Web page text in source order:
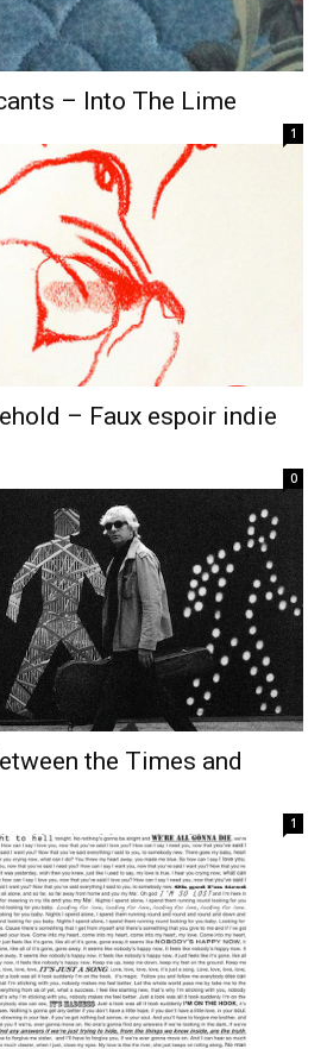
– Into The Lime
1
– Faux espoir indie
0
the Times and
1